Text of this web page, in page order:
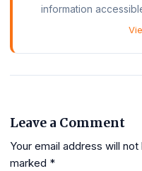
information
Leave a Comment
Your email address will
marked *